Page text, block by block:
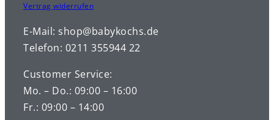
Vertrag widerrufen
E-Mail: shop@babykochs.de
Telefon: 0211 355944 22
Customer Service:
Mo. – Do.: 09:00 – 16:00
Fr.: 09:00 – 14:00